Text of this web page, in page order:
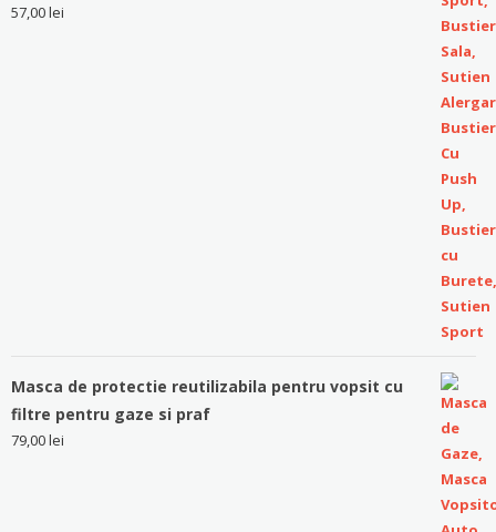
57,00lei
Masca de protectie reutilizabila pentru vopsit cu
filtre pentru gaze si praf
79,00lei